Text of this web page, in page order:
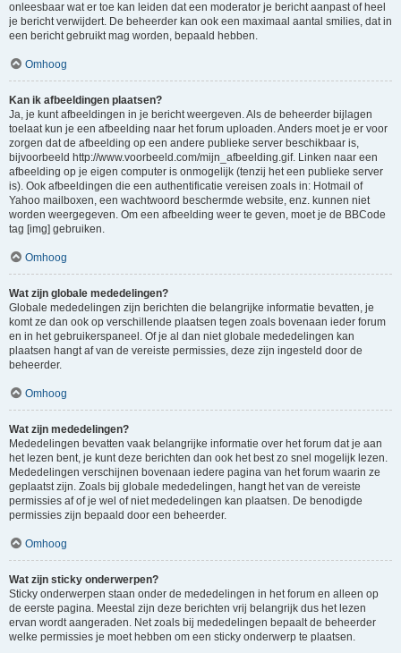
onleesbaar wat er toe kan leiden dat een moderator je bericht aanpast of heel
je bericht verwijdert. De beheerder kan ook een maximaal aantal smilies, dat in
een bericht gebruikt mag worden, bepaald hebben.
Omhoog
Kan ik afbeeldingen plaatsen?
Ja, je kunt afbeeldingen in je bericht weergeven. Als de beheerder bijlagen
toelaat kun je een afbeelding naar het forum uploaden. Anders moet je er voor
zorgen dat de afbeelding op een andere publieke server beschikbaar is,
bijvoorbeeld http://www.voorbeeld.com/mijn_afbeelding.gif. Linken naar een
afbeelding op je eigen computer is onmogelijk (tenzij het een publieke server
is). Ook afbeeldingen die een authentificatie vereisen zoals in: Hotmail of
Yahoo mailboxen, een wachtwoord beschermde website, enz. kunnen niet
worden weergegeven. Om een afbeelding weer te geven, moet je de BBCode
tag [img] gebruiken.
Omhoog
Wat zijn globale mededelingen?
Globale mededelingen zijn berichten die belangrijke informatie bevatten, je
komt ze dan ook op verschillende plaatsen tegen zoals bovenaan ieder forum
en in het gebruikerspaneel. Of je al dan niet globale mededelingen kan
plaatsen hangt af van de vereiste permissies, deze zijn ingesteld door de
beheerder.
Omhoog
Wat zijn mededelingen?
Mededelingen bevatten vaak belangrijke informatie over het forum dat je aan
het lezen bent, je kunt deze berichten dan ook het best zo snel mogelijk lezen.
Mededelingen verschijnen bovenaan iedere pagina van het forum waarin ze
geplaatst zijn. Zoals bij globale mededelingen, hangt het van de vereiste
permissies af of je wel of niet mededelingen kan plaatsen. De benodigde
permissies zijn bepaald door een beheerder.
Omhoog
Wat zijn sticky onderwerpen?
Sticky onderwerpen staan onder de mededelingen in het forum en alleen op
de eerste pagina. Meestal zijn deze berichten vrij belangrijk dus het lezen
ervan wordt aangeraden. Net zoals bij mededelingen bepaalt de beheerder
welke permissies je moet hebben om een sticky onderwerp te plaatsen.